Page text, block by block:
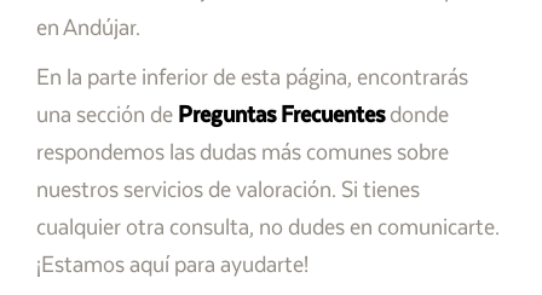
en Andújar.
En la parte inferior de esta página, encontrarás
una sección de Preguntas Frecuentesdonde
respondemos las dudas más comunes sobre
nuestros servicios de valoración. Si tienes
cualquier otra consulta, no dudes en comunicarte.
¡Estamos aquí para ayudarte!